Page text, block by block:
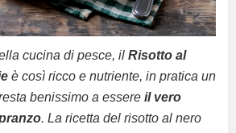
cucina di pesce, il Risotto al
è così ricco e nutriente, in pratica un
benissimo a essere il vero
. La ricetta del risotto al nero